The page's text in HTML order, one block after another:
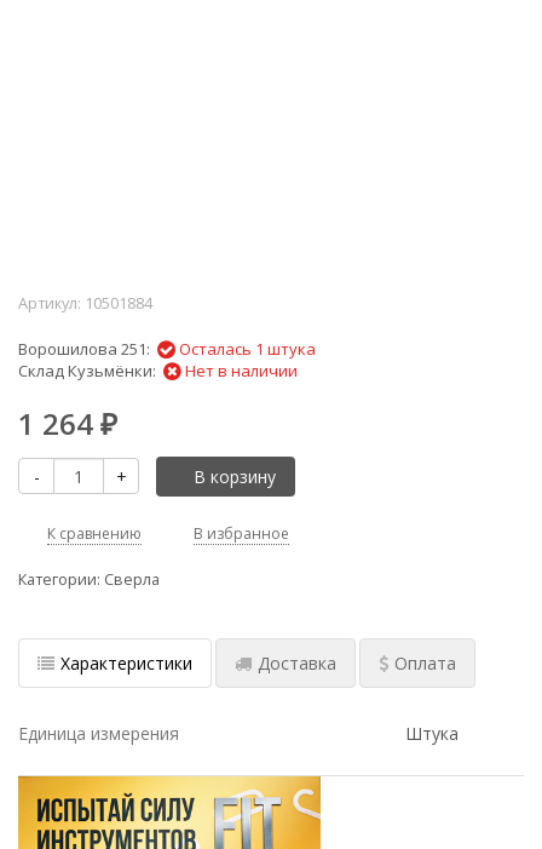
Артикул: 10501884
Ворошилова 251:
Осталась 1 штука
Склад Кузьмёнки:
Нет в наличии
1 264 ₽
- + В корзину
К сравнению В избранное
Категории: Сверла
Характеристики Доставка Оплата
Единица измерения Штука